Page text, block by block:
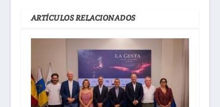
ARTÍCULOS RELACIONADOS